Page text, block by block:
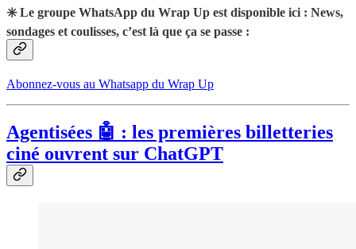
✳️ Le groupe WhatsApp du Wrap Up est disponible ici : News,
sondages et coulisses, c’est là que ça se passe :
Abonnez-vous au Whatsapp du Wrap Up
Agentisées 🤖 : les premières billetteries
ciné ouvrent sur ChatGPT